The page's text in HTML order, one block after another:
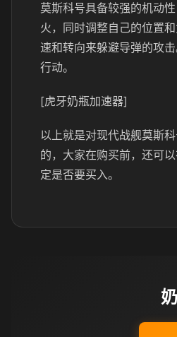
莫斯科号具备较强的机动
火，同时调整自己的位置
速和转向来躲避导弹的攻
行动。
[虎牙奶瓶加速器]
以上就是对现代战舰莫斯
的，大家在购买前，还可
定是否要买入。